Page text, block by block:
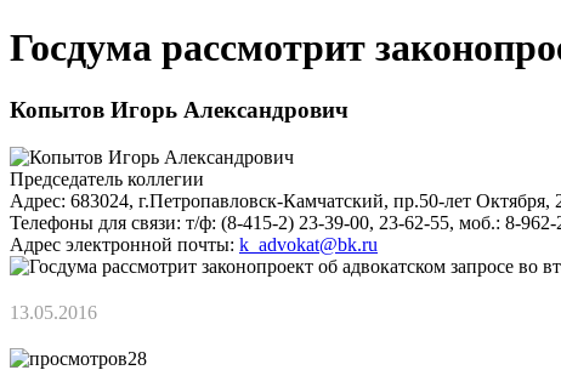
Госдума рассмотрит
Копытов Игорь Александрович
Председатель коллегии
Адрес: 683024, г.Петропавловск-Камчатский, пр.50-лет Октября,
Телефоны для связи: т/ф: (8-415-2) 23-39-00, 23-62-55, моб.: 8-962-
Адрес электронной почты: k_advokat@bk.ru
13.05.2016
28